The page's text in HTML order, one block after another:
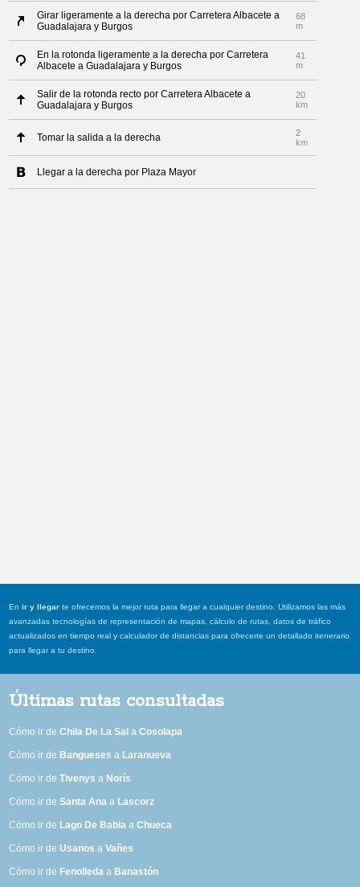
Girar ligeramente a la derecha por Carretera Albacete a
Guadalajara y Burgos
68
m
En la rotonda ligeramente a la derecha por Carretera
Albacete a Guadalajara y Burgos
41
m
Salir de la rotonda recto por Carretera Albacete a
Guadalajara y Burgos
20
km
Tomar la salida a la derecha
2
km
Llegar a la derecha por Plaza Mayor
Enir y llegar te ofrecemos la mejor ruta para llegar a cualquier destino. Utilizamos las más
avanzadas tecnologías de representación de mapas, cálculo de rutas, datos de tráfico
actualizados en tiempo real y calculador de distancias para ofrecerte un detallado itenerario
para llegar a tu destino.
Últimas rutas consultadas
Cómo ir deChila De La Sal aCosolapa
Cómo ir de Bangueses a Laranueva
Cómo ir deTivenys a Norís
Cómo ir deSanta Ana a Lascorz
Cómo ir de Lago De Babia aChueca
Cómo ir deUsanos aVañes
Cómo ir de Fenolleda a Banastón